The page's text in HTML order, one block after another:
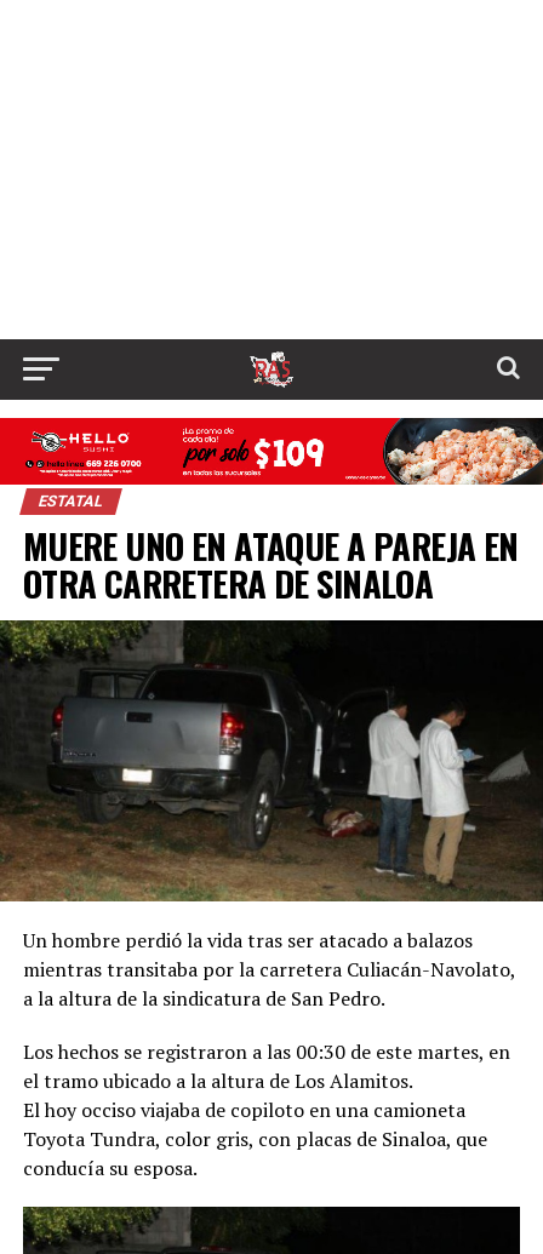
ESTATAL
MUERE UNO EN ATAQUE A PAREJA EN
OTRA CARRETERA DE SINALOA
Un hombre perdió la vida tras ser atacado a balazos
mientras transitaba por la carretera Culiacán-Navolato,
a la altura de la sindicatura de San Pedro.
Los hechos se registraron a las 00:30 de este martes, en
el tramo ubicado a la altura de Los Alamitos.
El hoy occiso viajaba de copiloto en una camioneta
Toyota Tundra, color gris, con placas de Sinaloa, que
conducía su esposa.